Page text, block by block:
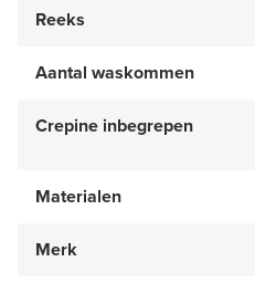
Reeks
Aantal waskommen
Crepine inbegrepen
Materialen
Merk